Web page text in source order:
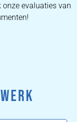
onze evaluaties van